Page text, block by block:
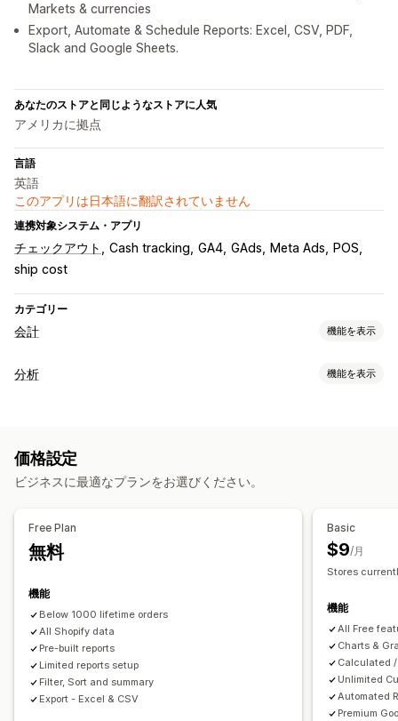
Markets & currencies
Export, Automate & Schedule Reports: Excel, CSV, PDF,
Slack and Google Sheets.
あなたのストアと同じようなストアに人気
アメリカに拠点
言語
英語
このアプリは日本語に翻訳されていません
連携対象システム・アプリ
チェックアウト Cash tracking GA4 GAds Meta Ads
POS
ship cost
カテゴリー
会計 機能を表示
財務レポート
財務運営
請求と請求書発行
売掛金勘定 諸条件 課税控除
自動データ同期
日次売上サマリー
売上税マッピング
銀行照合
分析 機能を表示
顧客生涯価値 (LTV)
利益に関するインサイト
カゴ落ち
分析ダッシュボード
複数ストアレポート
カスタムレポート
履歴分析
レポートのスケジュール設定 GDPR準拠
価格設定
ビジネスに最適なプランをお選びください。
Free Plan
無料
機能
Below 1000 lifetime orders
All Shopify data
Pre-built reports
Limited reports setup
Filter, Sort and summary
Export - Excel & CSV
Basic
$9/月
Stores
機能
All Free
Charts &
Calculated
Unlimited
Automated
Premium